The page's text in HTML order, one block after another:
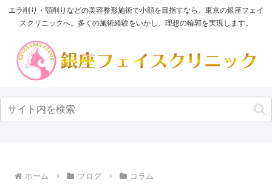
エラ削り・顎削りなどの美容整形施術で小顔を目指すなら、東京の銀座フェイ
スクリニックへ。多くの施術経験をいかし、理想の輪郭を実現します。
ホーム ブログ コラム